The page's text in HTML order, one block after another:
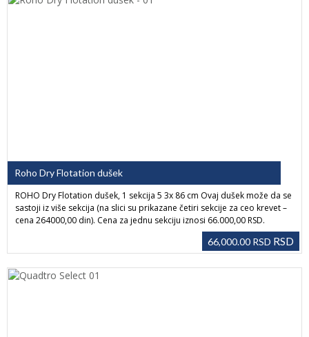
Roho Dry Flotation dušek
ROHO Dry Flotation dušek, 1 sekcija 5 3x 86 cm Ovaj dušek može da se
sastoji iz više sekcija (na slici su prikazane četiri sekcije za ceo krevet –
cena 264000,00 din). Cena za jednu sekciju iznosi 66.000,00 RSD.
66,000.00 RSD RSD